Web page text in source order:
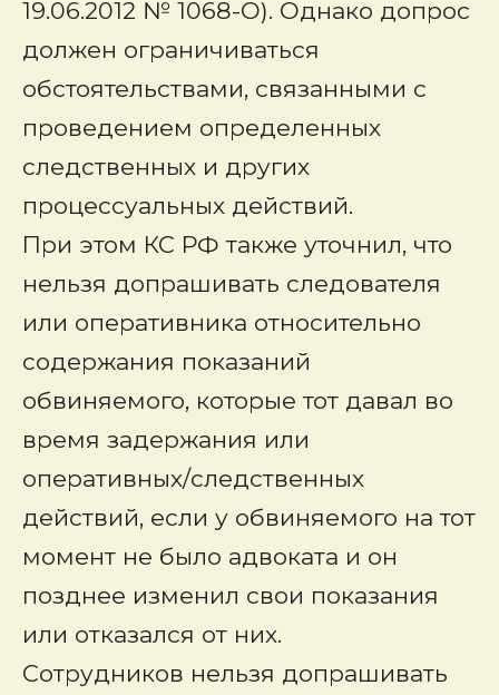
19.06.2012 № 1068-О). Однако допрос
должен ограничиваться
обстоятельствами, связанными с
проведением определенных
следственных и других
процессуальных действий.
При этом КС РФ также уточнил, что
нельзя допрашивать следователя
или оперативника относительно
содержания показаний
обвиняемого, которые тот давал во
время задержания или
оперативных/следственных
действий, если у обвиняемого на тот
момент не было адвоката и он
позднее изменил свои показания
или отказался от них.
Сотрудников нельзя допрашивать